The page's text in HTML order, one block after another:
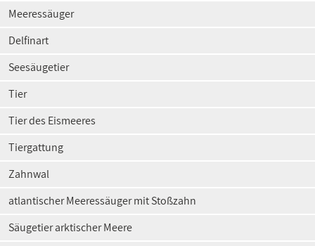
Meeressäuger
Delfinart
Seesäugetier
Tier
Tier des Eismeeres
Tiergattung
Zahnwal
atlantischer Meeressäuger mit Stoßzahn
Säugetier arktischer Meere